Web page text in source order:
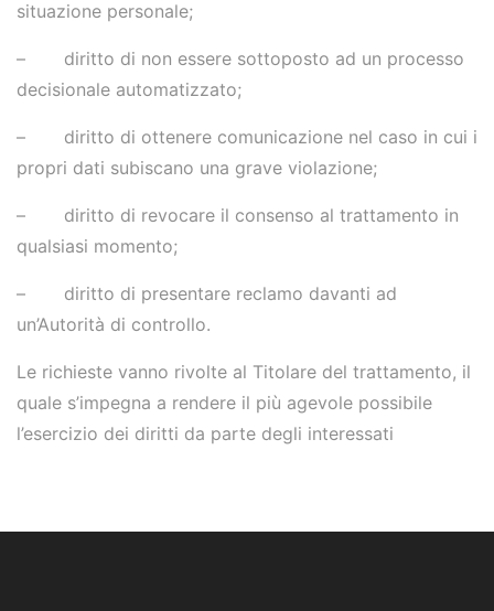
situazione personale;
– diritto di non essere sottoposto ad un processo
decisionale automatizzato;
– diritto di ottenere comunicazione nel caso in cui i
propri dati subiscano una grave violazione;
– diritto di revocare il consenso al trattamento in
qualsiasi momento;
– diritto di presentare reclamo davanti ad
un’Autorità di controllo.
Le richieste vanno rivolte al Titolare del trattamento, il
quale s’impegna a rendere il più agevole possibile
l’esercizio dei diritti da parte degli interessati